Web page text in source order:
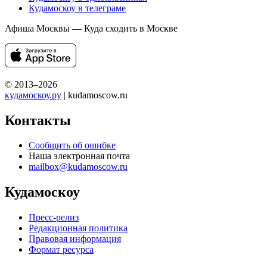
Кудамоскоу в телеграме
Афиша Москвы — Куда сходить в Москве
© 2013–2026
кудамоскоу.ру | kudamoscow.ru
Контакты
Сообщить об ошибке
Наша электронная почта
mailbox@kudamoscow.ru
Кудамоскоу
Пресс-релиз
Редакционная политика
Правовая информация
Формат ресурса